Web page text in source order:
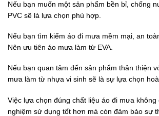
Nếu bạn muốn một sản phẩm bền bỉ, chống
PVC sẽ là lựa chọn phù hợp.
Nếu bạn tìm kiếm áo đi mưa mềm mại, an
Nên ưu tiên áo mưa làm từ EVA.
Nếu bạn quan tâm đến sản phẩm thân thiện
mưa làm từ nhựa vi sinh sẽ là sự lựa chọn
Việc lựa chọn đúng chất liệu áo đi mưa không
nghiệm sử dụng tốt hơn mà còn đảm bảo sự